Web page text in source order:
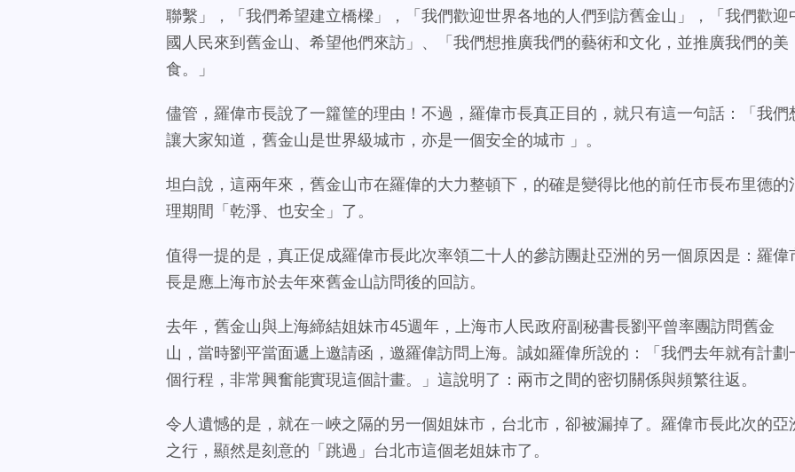
聯繫」，「我們希望建立橋樑」，「我們歡迎世界各地的人們到訪舊金山」，「我們歡迎
國人民來到舊金山、希望他們來訪」、「我們想推廣我們的藝術和文化，並推廣我們的美
食。」
儘管，羅偉市長說了一籮筐的理由！不過，羅偉市長真正目的，就只有這一句話：「我們
讓大家知道，舊金山是世界級城市，亦是一個安全的城市 」。
坦白說，這兩年來，舊金山市在羅偉的大力整頓下，的確是變得比他的前任市長布里德的
理期間「乾淨、也安全」了。
值得一提的是，真正促成羅偉市長此次率領二十人的參訪團赴亞洲的另一個原因是：羅偉
長是應上海市於去年來舊金山訪問後的回訪。
去年，舊金山與上海締結姐妹市45週年，上海市人民政府副秘書長劉平曾率團訪問舊金
山，當時劉平當面遞上邀請函，邀羅偉訪問上海。誠如羅偉所說的：「我們去年就有計劃
個行程，非常興奮能實現這個計畫。」這說明了：兩市之間的密切關係與頻繁往返。
令人遺憾的是，就在ㄧ峽之隔的另一個姐妹市，台北市，卻被漏掉了。羅偉市長此次的亞
之行，顯然是刻意的「跳過」台北市這個老姐妹市了。